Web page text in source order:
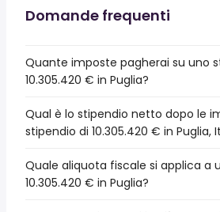
Domande frequenti
Quante imposte pagherai su uno
10.305.420 € in Puglia?
Qual è lo stipendio netto dopo le
stipendio di 10.305.420 € in Puglia,
Quale aliquota fiscale si applica a
10.305.420 € in Puglia?